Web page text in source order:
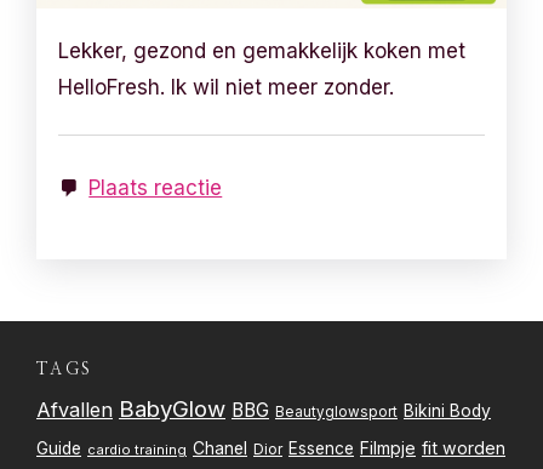
Lekker, gezond en gemakkelijk koken met
HelloFresh. Ik wil niet meer zonder.
Plaats reactie
TAGS
Afvallen BabyGlow BBG Beautyglowsport Bikini Body
Guide cardio training Chanel Dior Essence Filmpje fit worden